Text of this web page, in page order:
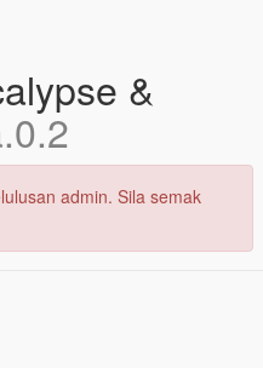
&
admin. Sila semak